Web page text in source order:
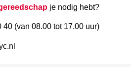
je nodig hebt?
40 (van 08.00 tot 17.00 uur)